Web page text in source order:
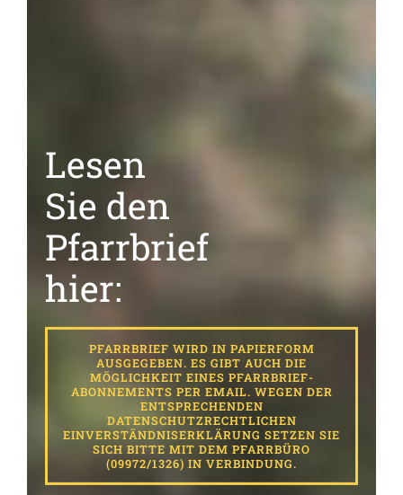
Lesen
Sie den
Pfarrbrief
hier:
PFARRBRIEF WIRD IN PAPIERFORM
AUSGEGEBEN. ES GIBT AUCH DIE
MÖGLICHKEIT EINES PFARRBRIEF-
ABONNEMENTS PER EMAIL. WEGEN DER
ENTSPRECHENDEN
DATENSCHUTZRECHTLICHEN
EINVERSTÄNDNISERKLÄRUNG SETZEN SIE
SICH BITTE MIT DEM PFARRBÜRO
(09972/1326) IN VERBINDUNG.